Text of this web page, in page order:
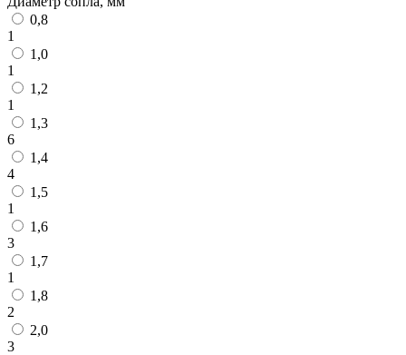
0,8
1
1,0
1
1,2
1
1,3
6
1,4
4
1,5
1
1,6
3
1,7
1
1,8
2
2,0
3